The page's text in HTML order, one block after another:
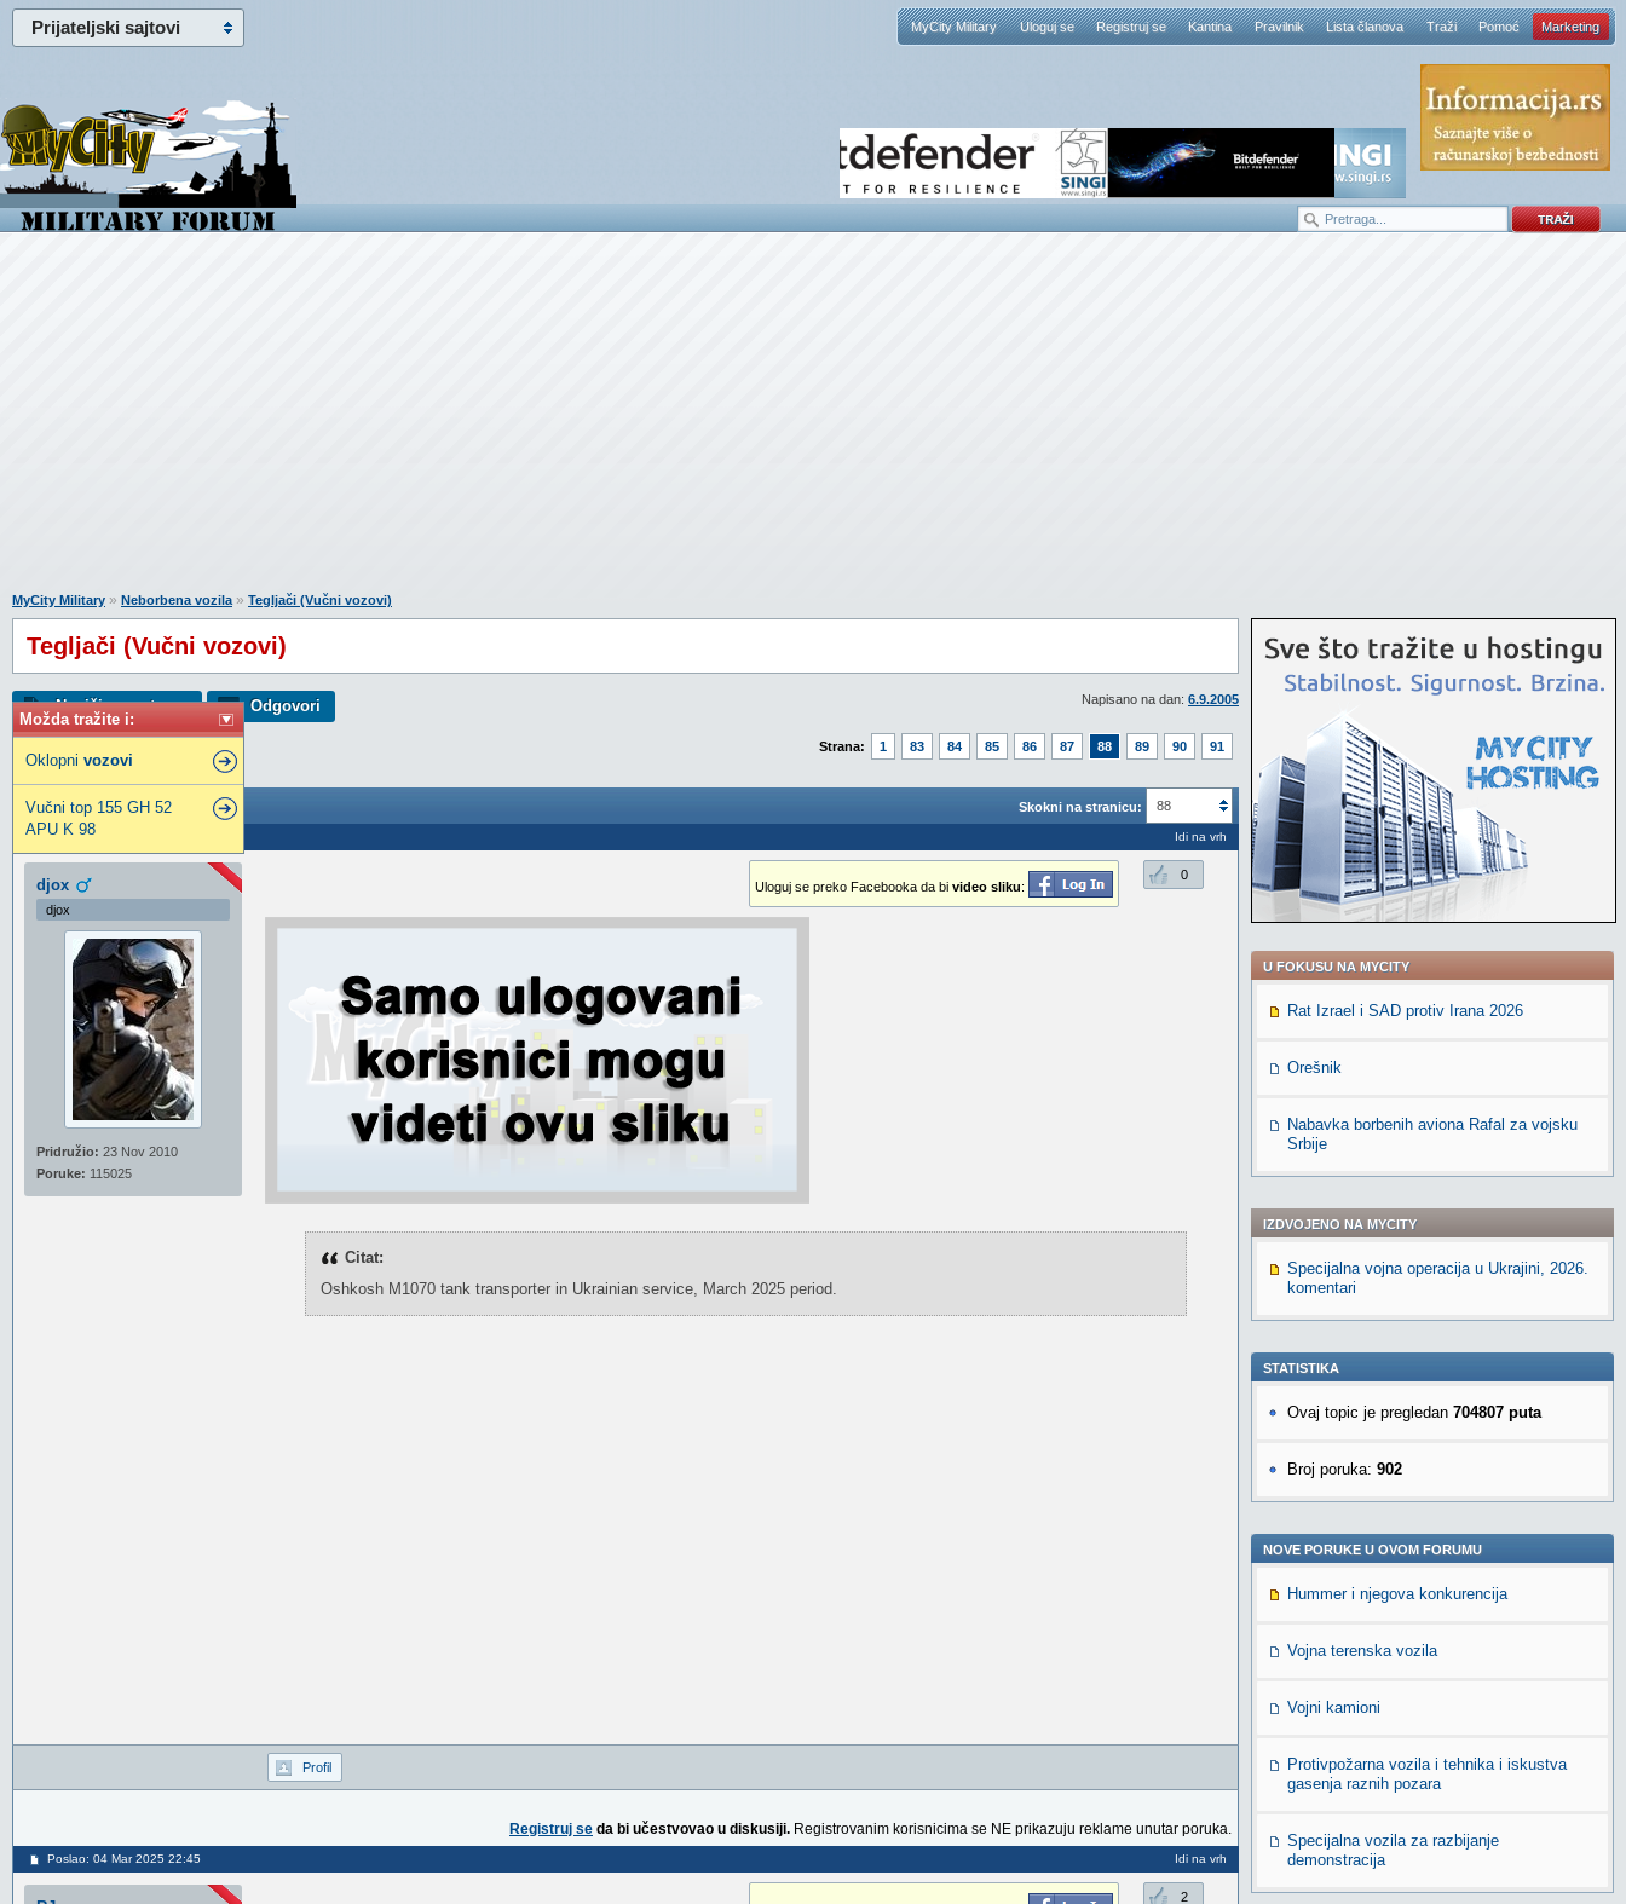
Prijateljski sajtovi MyCity Military Uloguj se Registruj se Kantina Pravilnik Lista članova Traži Pomoć Marketing
Možda tražite i:
Oklopni vozovi
Vučni top 155 GH 52
APU K 98
MyCity Military » Neborbena vozila» Tegljači (Vučni vozovi)
Tegljači (Vučni vozovi)
Napisano na dan: 6.9.2005
Napiši novu temu Odgovori
Strana: 1 83 84 85 86 87 88 89 90 91
Skokni na stranicu: 88
Tegljači (Vučni vozovi)
Poslao: 02 Mar 2025 17:42 Idi na vrh
djox
djox
Pridružio: 23 Nov 2010
Poruke: 115025
0
Uloguj se preko Facebooka da bi video sliku:
Citat:
Oshkosh M1070 tank transporter in Ukrainian service, March 2025 period.
Profil
Registruj se da bi učestvovao u diskusiji. Registrovanim korisnicima se NE prikazuju reklame unutar poruka.
Poslao: 04 Mar 2025 22:45 Idi na vrh
2
U FOKUSU NA MYCITY
Rat Izrael i SAD protiv Irana 2026
Orešnik
Nabavka borbenih aviona Rafal za vojsku
Srbije
IZDVOJENO NA MYCITY
Specijalna vojna operacija u Ukrajini, 2026.
komentari
STATISTIKA
Ovaj topic je pregledan 704807 puta
Broj poruka: 902
NOVE PORUKE U OVOM FORUMU
Hummer i njegova konkurencija
Vojna terenska vozila
Vojni kamioni
Protivpožarna vozila i tehnika i iskustva
gasenja raznih pozara
Specijalna vozila za razbijanje
demonstracija